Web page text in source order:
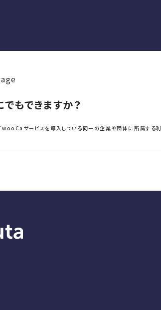
もできますか？
サービスを導入している同一の企業や団体に所属する利